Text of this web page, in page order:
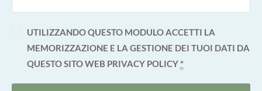
UTILIZZANDO QUESTO MODULO ACCETTI LA
MEMORIZZAZIONE E LA GESTIONE DEI TUOI DATI DA
QUESTO SITO WEB PRIVACY POLICY*